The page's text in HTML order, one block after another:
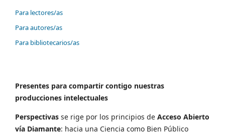
Para lectores/as
Para autores/as
Para bibliotecarios/as
Presentes para compartir contigo nuestras
producciones intelectuales
Perspectivas se rige por los principios de Acceso Abierto
vía Diamante: hacia una Ciencia como Bien Público